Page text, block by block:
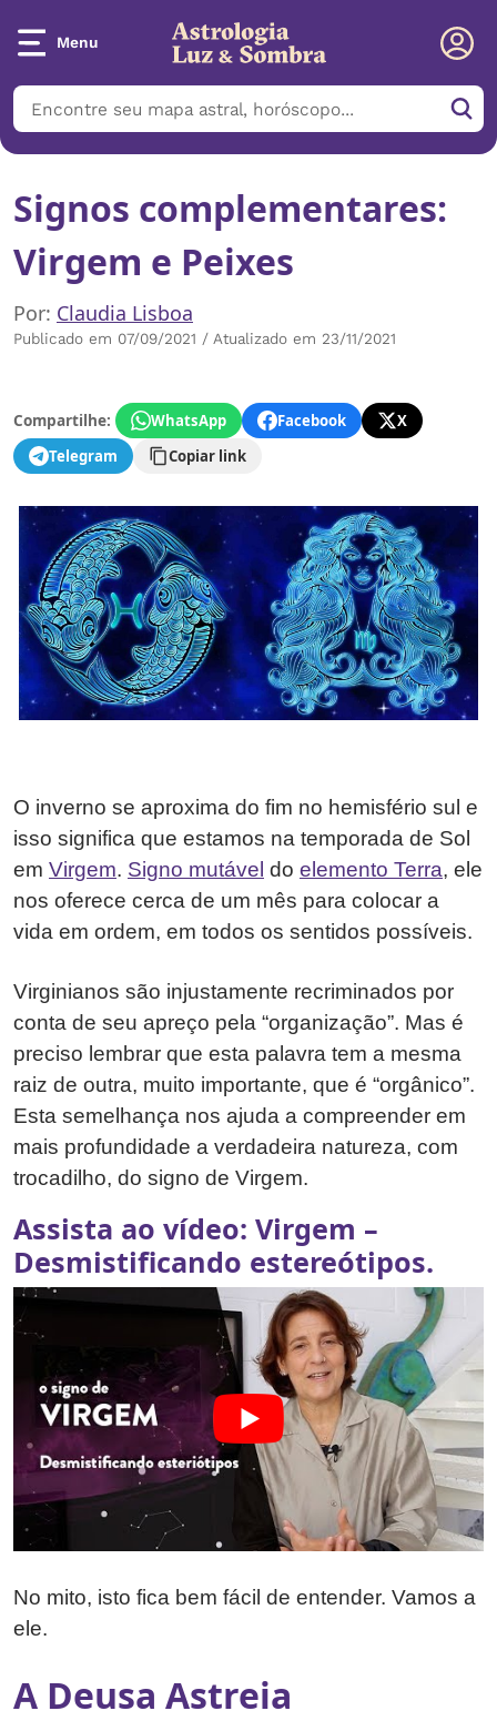
Menu
Signos complementares:
Virgem e Peixes
Por: Claudia Lisboa
Publicado em 07/09/2021 / Atualizado em 23/11/2021
Compartilhe: WhatsApp Facebook
X
Telegram
Copiar link
O inverno se aproxima do fim no hemisfério sul e
isso significa que estamos na temporada de Sol
em Virgem. Signo mutável do elemento Terra, ele
nos oferece cerca de um mês para colocar a
vida em ordem, em todos os sentidos possíveis.
Virginianos são injustamente recriminados por
conta de seu apreço pela “organização”. Mas é
preciso lembrar que esta palavra tem a mesma
raiz de outra, muito importante, que é “orgânico”.
Esta semelhança nos ajuda a compreender em
mais profundidade a verdadeira natureza, com
trocadilho, do signo de Virgem.
Assista ao vídeo: Virgem –
Desmistificando estereótipos.
No mito, isto fica bem fácil de entender. Vamos a
ele.
A Deusa Astreia